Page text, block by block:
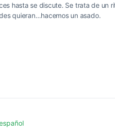
hasta se discute. Se trata de un
quieran…hacemos un asado.